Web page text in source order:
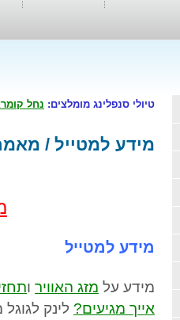
טיולי סנפלינג מומלצים: נחל
מידע למטייל /
מידע למטייל
מידע על מזג האוויר ו
אייך מגיעים? לינק